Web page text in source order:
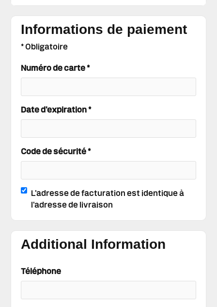
Informations de paiement
* Obligatoire
Numéro de carte *
Date d'expiration *
Code de sécurité *
L'adresse de facturation est identique à
l'adresse de livraison
Additional Information
Téléphone